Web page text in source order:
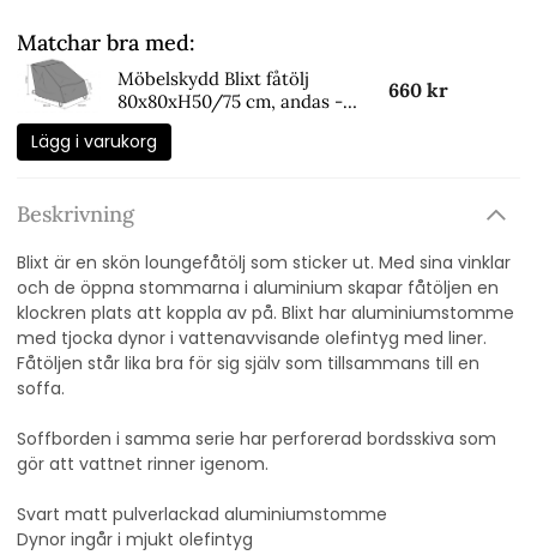
Matchar bra med:
Möbelskydd Blixt fåtölj
80x80xH50/75 cm, andas -
svart
660 kr
Lägg i varukorg
Beskrivning
Blixt är en skön loungefåtölj som sticker ut. Med sina vinklar
och de öppna stommarna i aluminium skapar fåtöljen en
klockren plats att koppla av på. Blixt har aluminiumstomme
med tjocka dynor i vattenavvisande olefintyg med liner.
Fåtöljen står lika bra för sig själv som tillsammans till en
soffa.
Soffborden i samma serie har perforerad bordsskiva som
gör att vattnet rinner igenom.
Svart matt pulverlackad aluminiumstomme
Dynor ingår i mjukt olefintyg